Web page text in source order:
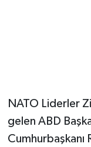
NATO Liderler
gelen ABD